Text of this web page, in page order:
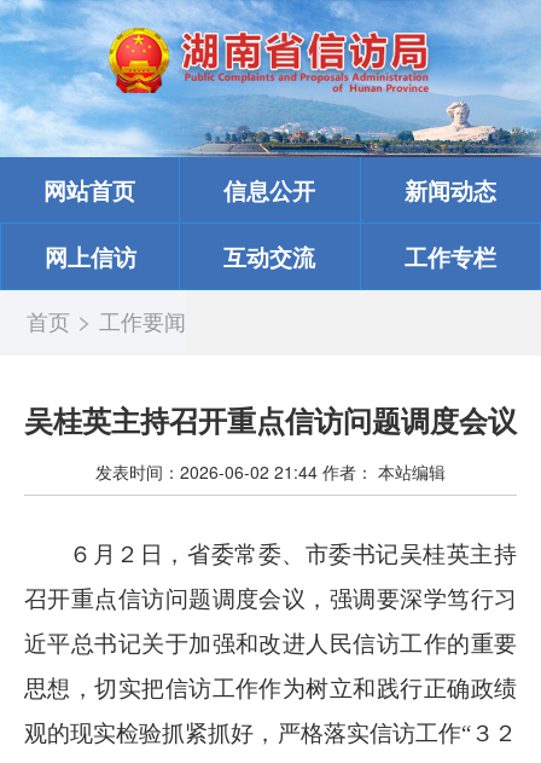
网站首页 信息公开
新闻动态
网上信访
互动交流 工作专栏
首页 > 工作要闻
吴桂英主持召开重点信访问题调度会议
发表时间： 2026-06-02 21:44 作者： 本站编辑
６月２日，省委常委、市委书记吴桂英主持
召开重点信访问题调度会议，强调要深学笃行习
近平总书记关于加强和改进人民信访工作的重要
思想，切实把信访工作作为树立和践行正确政绩
观的现实检验抓紧抓好，严格落实信访工作“３２